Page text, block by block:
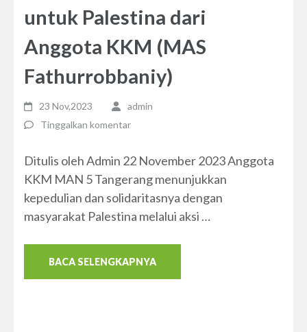
untuk Palestina dari
Anggota KKM (MAS
Fathurrobbaniy)
23 Nov,2023
admin
Tinggalkan komentar
Ditulis oleh Admin 22 November 2023 Anggota
KKM MAN 5 Tangerang menunjukkan
kepedulian dan solidaritasnya dengan
masyarakat Palestina melalui aksi …
BACA SELENGKAPNYA